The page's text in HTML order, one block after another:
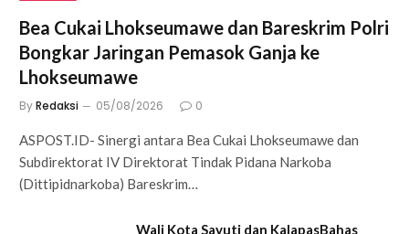
Bea Cukai Lhokseumawe dan Bareskrim Polri
Bongkar Jaringan Pemasok Ganja ke
Lhokseumawe
ByRedaksi 05/08/2026 0
ASPOST.ID- Sinergi antara Bea Cukai Lhokseumawe dan
Subdirektorat IV Direktorat Tindak Pidana Narkoba
(Dittipidnarkoba) Bareskrim…
Wali Kota Sayuti dan KalapasBahas